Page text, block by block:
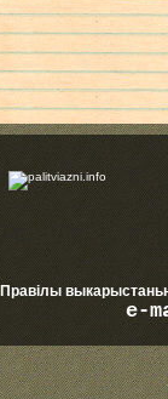
Правілы
e-